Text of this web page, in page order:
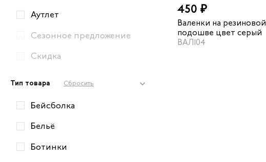
Для складских работников
Вся рабочая обувь
Аутлет
Сезонное предложение
Скидка
Тип товара Сбросить
Бейсболка
Бельё
Ботинки
450 ₽
Валенки на резиновой
подошве цвет серый
ВАЛ104